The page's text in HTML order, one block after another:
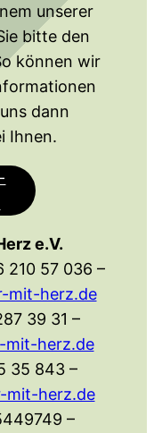
unserer
bitte den
können wir
dann
Ihnen.
e.V.
210 57 036 –
mit-herz.de
39 31 –
mit-herz.de
35 843 –
mit-herz.de
–